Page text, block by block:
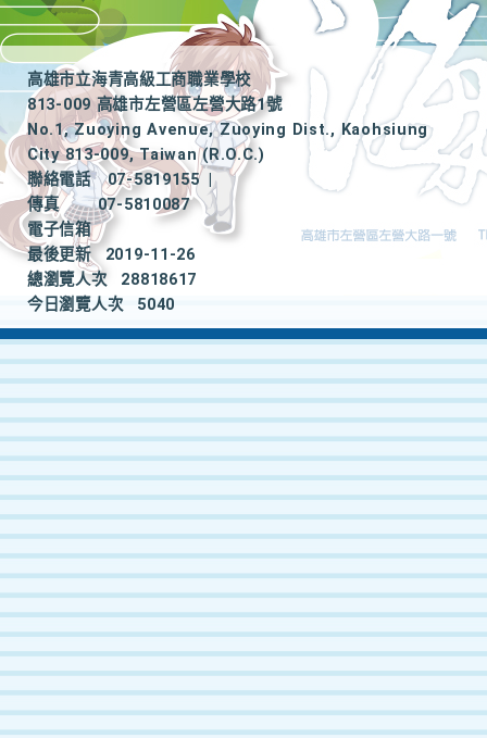
高雄市立海青高級工商職業學校
813-009 高雄市左營區左營大路1號
No.1, Zuoying Avenue, Zuoying Dist., Kaohsiung
City 813-009, Taiwan (R.O.C.)
聯絡電話
07-5819155
|
傳真
07-5810087
電子信箱
最後更新
2019-11-26
總瀏覽人次
28818617
今日瀏覽人次
5040